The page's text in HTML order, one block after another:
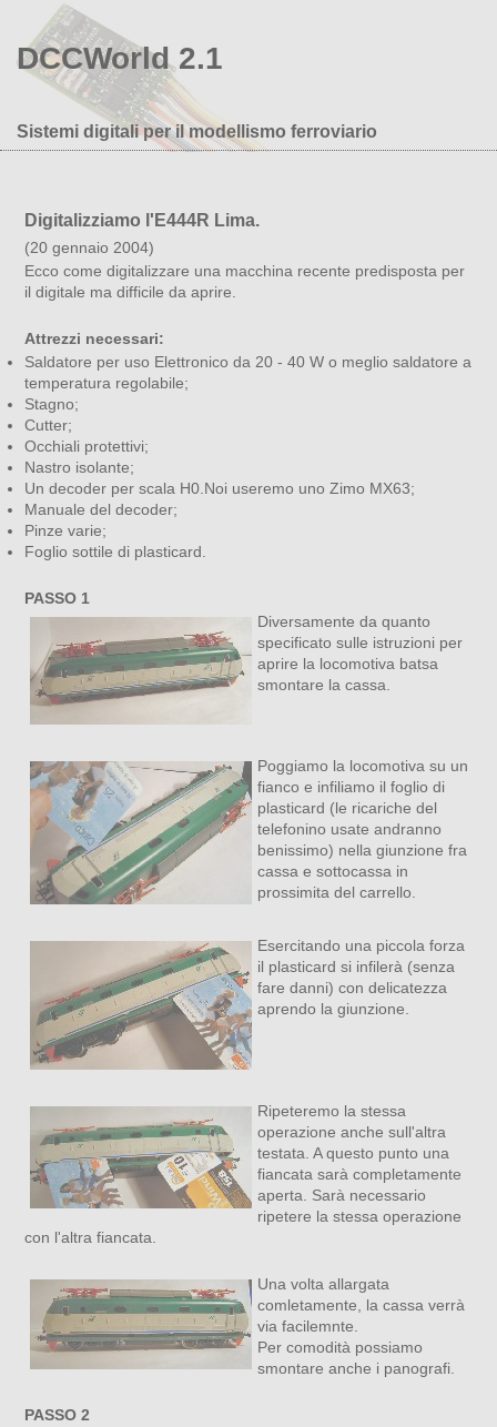
DCCWorld 2.1
Sistemi digitali per il modellismo ferroviario
Digitalizziamo l'E444R Lima.
(20 gennaio 2004)
Ecco come digitalizzare una macchina recente predisposta per
il digitale ma difficile da aprire.
Attrezzi necessari:
Saldatore per uso Elettronico da 20 - 40 W o meglio saldatore a
temperatura regolabile;
Stagno;
Cutter;
Occhiali protettivi;
Nastro isolante;
Un decoder per scala H0.Noi useremo uno Zimo MX63;
Manuale del decoder;
Pinze varie;
Foglio sottile di plasticard.
PASSO 1
Diversamente da quanto
specificato sulle istruzioni per
aprire la locomotiva batsa
smontare la cassa.
Poggiamo la locomotiva su un
fianco e infiliamo il foglio di
plasticard (le ricariche del
telefonino usate andranno
benissimo) nella giunzione fra
cassa e sottocassa in
prossimita del carrello.
Esercitando una piccola forza
il plasticard si infilerà (senza
fare danni) con delicatezza
aprendo la giunzione.
Ripeteremo la stessa
operazione anche sull'altra
testata. A questo punto una
fiancata sarà completamente
aperta. Sarà necessario
ripetere la stessa operazione
con l'altra fiancata.
Una volta allargata
comletamente, la cassa verrà
via facilemnte.
Per comodità possiamo
smontare anche i panografi.
PASSO 2